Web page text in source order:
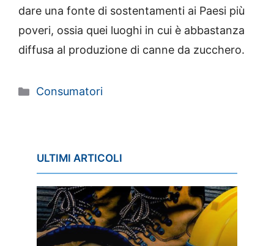
dare una fonte di sostentamenti ai Paesi più
poveri, ossia quei luoghi in cui è abbastanza
diffusa al produzione di canne da zucchero.
Categorie
Consumatori
ULTIMI ARTICOLI